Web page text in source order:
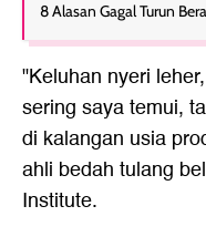
8 Alasan Gagal Turun
"Keluhan nyeri
sering saya temui,
di kalangan usia
ahli bedah tulang
Institute.